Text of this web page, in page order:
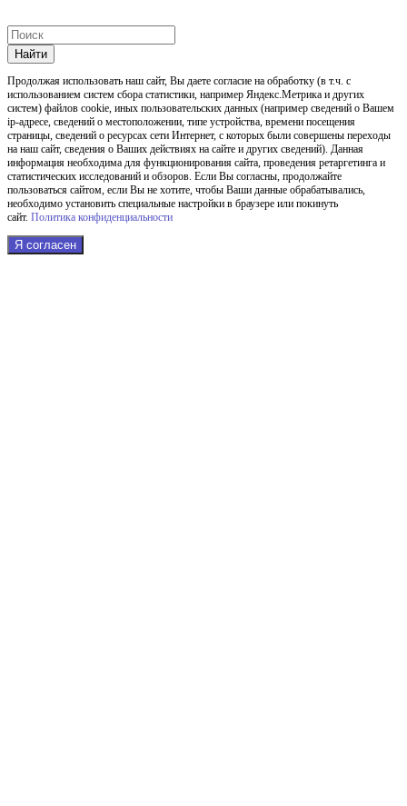
Найти
Продолжая использовать наш cайт, Вы даете согласие на обработку (в т.ч. с
использованием систем сбора статистики, например Яндекс.Метрика и других
систем) файлов cookie, иных пользовательских данных (например сведений о Вашем
ip-адресе, сведений о местоположении, типе устройства, времени посещения
страницы, сведений о ресурсах сети Интернет, с которых были совершены переходы
на наш сайт, сведения о Ваших действиях на сайте и других сведений). Данная
информация необходима для функционирования сайта, проведения ретаргетинга и
статистических исследований и обзоров. Если Вы согласны, продолжайте
пользоваться сайтом, если Вы не хотите, чтобы Ваши данные обрабатывались,
необходимо установить специальные настройки в браузере или покинуть
сайт. Политика конфиденциальности
Я согласен